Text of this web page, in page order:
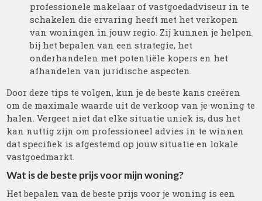
professionele makelaar of vastgoedadviseur in te
schakelen die ervaring heeft met het verkopen
van woningen in jouw regio. Zij kunnen je helpen
bij het bepalen van een strategie, het
onderhandelen met potentiële kopers en het
afhandelen van juridische aspecten.
Door deze tips te volgen, kun je de beste kans creëren
om de maximale waarde uit de verkoop van je woning te
halen. Vergeet niet dat elke situatie uniek is, dus het
kan nuttig zijn om professioneel advies in te winnen
dat specifiek is afgestemd op jouw situatie en lokale
vastgoedmarkt.
Wat is de beste prijs voor mijn woning?
Het bepalen van de beste prijs voor je woning is een